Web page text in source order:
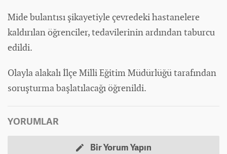
Mide bulantısı şikayetiyle çevredeki hastanelere
kaldırılan öğrenciler, tedavilerinin ardından taburcu
edildi.
Olayla alakalı İlçe Milli Eğitim Müdürlüğü tarafından
soruşturma başlatılacağı öğrenildi.
YORUMLAR
Bir Yorum Yapın